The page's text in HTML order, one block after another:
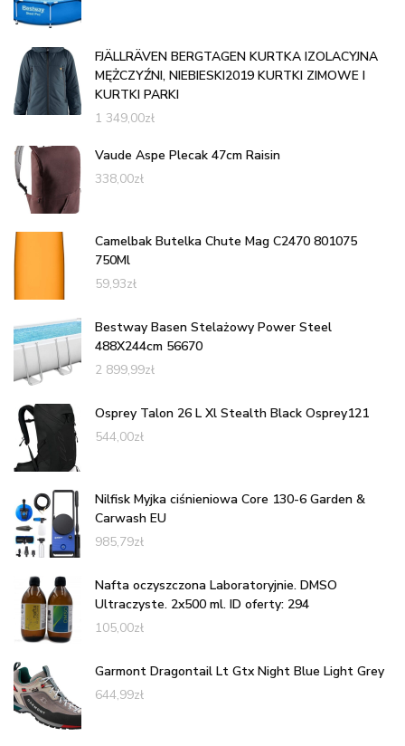
FJÄLLRÄVEN BERGTAGEN KURTKA IZOLACYJNA
MĘŻCZYŹNI, NIEBIESKI2019 KURTKI ZIMOWE I
KURTKI PARKI
1 349,00zł
Vaude Aspe Plecak 47cm Raisin
338,00zł
Camelbak Butelka Chute Mag C2470 801075
750Ml
59,93zł
Bestway Basen Stelażowy Power Steel
488X244cm 56670
2 899,99zł
Osprey Talon 26 L Xl Stealth Black Osprey121
544,00zł
Nilfisk Myjka ciśnieniowa Core 130-6 Garden &
Carwash EU
985,79zł
Nafta oczyszczona Laboratoryjnie. DMSO
Ultraczyste. 2x500 ml. ID oferty: 294
105,00zł
Garmont Dragontail Lt Gtx Night Blue Light Grey
644,99zł